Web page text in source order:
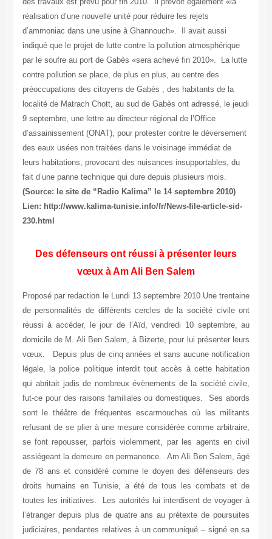
réalisation d’une nouvelle unité pour réduire les rejets
d’ammoniac dans une usine à Ghannouch». Il avait aussi
indiqué que le projet de lutte contre la pollution atmosphérique
par le soufre au port de Gabès «sera achevé fin 2010». La lutte
contre pollution se place, de plus en plus, au centre des
préoccupations des citoyens de Gabès ; des habitants de la
localité de Matrach Chott, au sud de Gabès ont adressé, le jeudi
9 septembre, une lettre au directeur régional de l’Office
d’assainissement (ONAT), pour protester contre le déversement
des eaux usées non traitées dans le voisinage immédiat de
leurs habitations, provocant des nuisances insupportables, du
fait d’une panne technique qui dure depuis plusieurs mois.
(Source: le site de “Radio Kalima” le 14 septembre 2010)
Lien: http://www.kalima-tunisie.info/fr/News-file-article-sid-
230.html
Des défenseurs ont réussi à présenter leurs
vœux à Am Ali Ben Salem
Proposé par redaction le Lundi 13 septembre 2010 Une trentaine
de personnalités de différents cercles de la société civile ont
réussi à accéder, le jour de l’Aïd, vendredi 10 septembre, au
domicile de M. Ali Ben Salem, à Bizerte, pour lui présenter leurs
vœux. Depuis plus de cinq années et sans aucune notification
légale, la police politique interdit tout accès à cette habitation
qui abritait jadis de nombreux évènements de la société civile,
fut-ce pour des raisons familiales ou domestiques. Ses abords
sont le théâtre de fréquentes escarmouches où les militants
refusant de se plier à une mesure considérée comme arbitraire,
se font repousser, parfois violemment, par les agents en civil
assiégeant la demeure en permanence. Am Ali Ben Salem, âgé
de 78 ans et considéré comme le doyen des défenseurs des
droits humains en Tunisie, a été de tous les combats et de
toutes les initiatives. Les autorités lui interdisent de voyager à
l’étranger depuis plus de quatre ans au prétexte de poursuites
judiciaires, pendantes relatives à un communiqué – signé en sa